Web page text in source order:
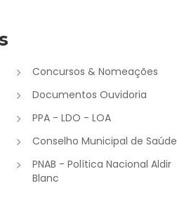
Concursos & Nomeações
Documentos Ouvidoria
PPA - LDO - LOA
Conselho Municipal de Saúde
PNAB - Política Nacional Aldir
Blanc